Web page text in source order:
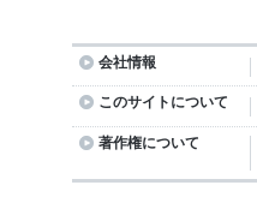
会社情報
このサイトについて
著作権について